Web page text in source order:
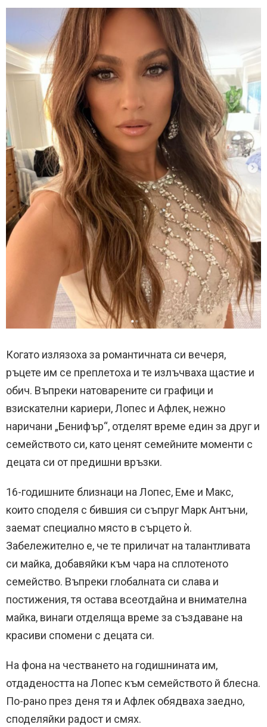
Когато излязоха за романтичната си вечеря,
ръцете им се преплетоха и те излъчваха щастие и
обич. Въпреки натоварените си графици и
взискателни кариери, Лопес и Афлек, нежно
наричани „Бенифър“, отделят време един за друг и
семейството си, като ценят семейните моменти с
децата си от предишни връзки.
16-годишните близнаци на Лопес, Еме и Макс,
които споделя с бившия си съпруг Марк Антъни,
заемат специално място в сърцето ѝ.
Забележително е, че те приличат на талантливата
си майка, добавяйки към чара на сплотеното
семейство. Въпреки глобалната си слава и
постижения, тя остава всеотдайна и внимателна
майка, винаги отделяща време за създаване на
красиви спомени с децата си.
На фона на честването на годишнината им,
отдадеността на Лопес към семейството й блесна.
По-рано през деня тя и Афлек обядваха заедно,
споделяйки радост и смях.